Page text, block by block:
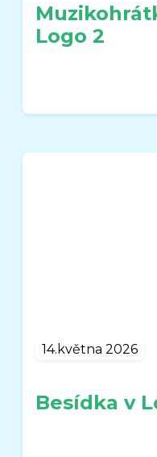
Logo 2
14.května 2026
Besídka v